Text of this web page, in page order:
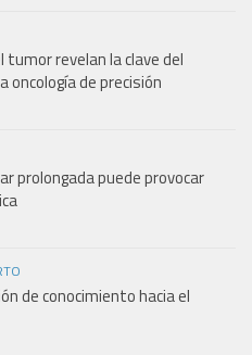
tumor revelan la clave del
de precisión
prolongada puede provocar
de conocimiento hacia el